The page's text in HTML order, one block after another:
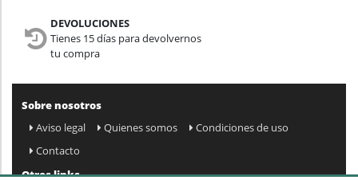
DEVOLUCIONES
Tienes 15 días para devolvernos
tu compra
Sobre nosotros
Aviso legal
Quienes somos
Condiciones de uso
Contacto
Otros links